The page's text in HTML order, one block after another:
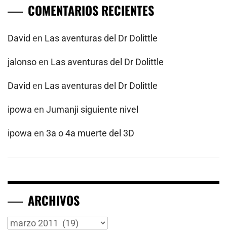
COMENTARIOS RECIENTES
David en Las aventuras del Dr Dolittle
jalonsoen Las aventuras del Dr Dolittle
David en Las aventuras del Dr Dolittle
ipowa en Jumanji siguiente nivel
ipowa en 3a o 4a muerte del 3D
ARCHIVOS
Archivos